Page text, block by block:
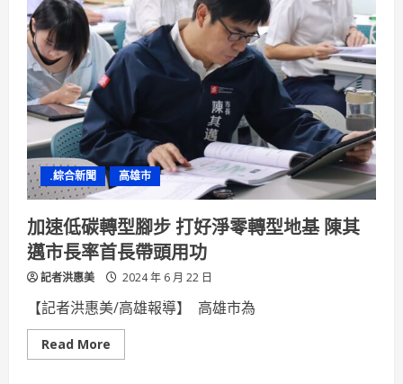
益
傳
愛
棒
球
隊
搬
搬
樂
暑
假
有
愛
不
孤
單
.綜合新聞 高雄市
加速低碳轉型腳步 打好淨零轉型地基 陳其
邁市長率首長帶頭用功
記者洪惠美 2024 年 6 月 22 日
【記者洪惠美/高雄報導】 高雄市為
Read More
more